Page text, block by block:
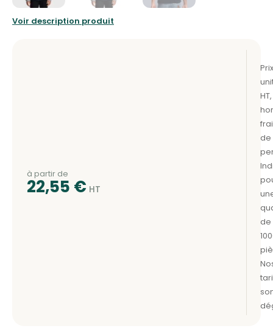
Voir description produit
à partir de
22,55 €